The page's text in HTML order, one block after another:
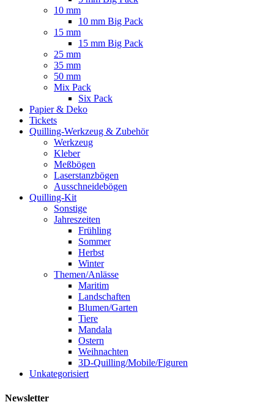
10 mm
10 mm Big Pack
15 mm
15 mm Big Pack
25 mm
35 mm
50 mm
Mix Pack
Six Pack
Papier & Deko
Tickets
Quilling-Werkzeug & Zubehör
Werkzeug
Kleber
Meßbögen
Laserstanzbögen
Ausschneidebögen
Quilling-Kit
Sonstige
Jahreszeiten
Frühling
Sommer
Herbst
Winter
Themen/Anlässe
Maritim
Landschaften
Blumen/Garten
Tiere
Mandala
Ostern
Weihnachten
3D-Quilling/Mobile/Figuren
Unkategorisiert
Newsletter